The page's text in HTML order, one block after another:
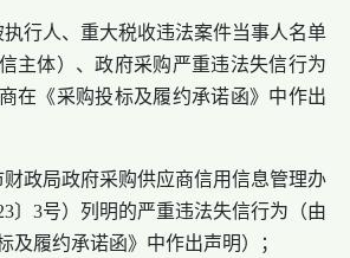
行人、重大税收违法案件当事人名单
主体）、政府采购严重违法失信行为
在《采购投标及履约承诺函》中作出
政局政府采购供应商信用信息管理办
〕3号）列明的严重违法失信行为（由
及履约承诺函》中作出声明）；